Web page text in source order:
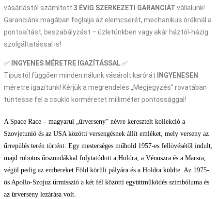
vásárlástól számított 3 ÉVIG SZERKEZETI GARANCIÁT vállalunk!
Garanciánk magában foglalja az elemcserét, mechanikus óráknál a
pontosítást, beszabályzást – üzletünkben vagy akár háztól-házig
szolgáltatással is!
✅ INGYENES MÉRETRE IGAZÍTÁSSAL✅
Típustól függően minden nálunk vásárolt karórát
INGYENESEN
méretre igazítunk! Kérjük a megrendelés „Megjegyzés” rovatában
tüntesse fel a csukló körméretet milliméter pontossággal!
A Space Race – magyarul „űrverseny” névre keresztelt kollekció a
Szovjetunió és az USA közötti versengésnek állít emléket, mely verseny az
űrrepülés terén történt. Egy mesterséges műhold 1957-es fellövésétől indult,
majd robotos űrszondákkal folytatódott a Holdra, a Vénuszra és a Marsra,
végül pedig az embereket Föld körüli pályára és a Holdra küldte. Az 1975-
ös Apollo-Szojuz űrmisszió a két fél közötti együttműködés szimbóluma és
az űrverseny lezárása volt.